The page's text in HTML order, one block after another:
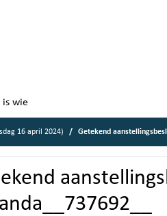
is wie
16 april 2024) Getekend